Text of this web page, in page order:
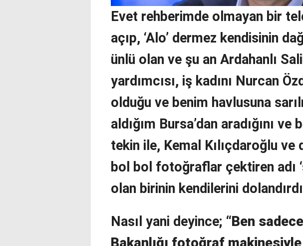
Evet rehberimde olmayan bir
açıp, ‘Alo’ dermez kendisinin
ünlü olan ve şu an Ardahanlı
yardımcısı, iş kadını Nurcan
olduğu ve benim havlusuna
aldığım Bursa’dan aradığını ve
tekin ile, Kemal Kılıçdaroğlu ve
bol bol fotoğraflar çektiren adı
olan birinin kendilerini
Nasıl yani deyince; “Ben